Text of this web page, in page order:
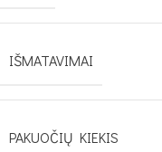
IŠMATAVIMAI
PAKUOČIŲ KIEKIS